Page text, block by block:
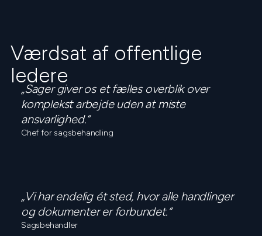
Værdsat af offentlige
ledere
„Sager giver os et fælles overblik over
komplekst arbejde uden at miste
ansvarlighed.“
Chef for sagsbehandling
„Vi har endelig ét sted, hvor alle handlinger
og dokumenter er forbundet.“
Sagsbehandler